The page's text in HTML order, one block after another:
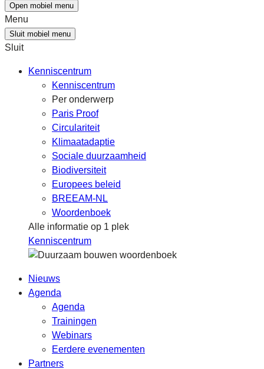
Open mobiel menu
Menu
Sluit mobiel menu
Sluit
Kenniscentrum
Kenniscentrum
Per onderwerp
Paris Proof
Circulariteit
Klimaatadaptie
Sociale duurzaamheid
Biodiversiteit
Europees beleid
BREEAM-NL
Woordenboek
Alle informatie op 1 plek
Kenniscentrum
Nieuws
Agenda
Agenda
Trainingen
Webinars
Eerdere evenementen
Partners